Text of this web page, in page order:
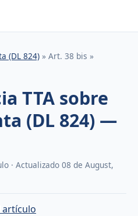
(DL 824) » Art. 38 bis »
TTA sobre
(DL 824) —
· Actualizado 08 de August,